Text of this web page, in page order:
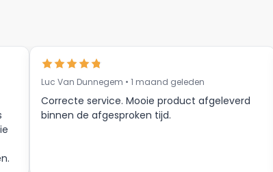
Deze
kan
gekozen
worden
Luc Van Dunnegem • 1 maand geleden
Correcte service. Mooie product afgeleverd
binnen de afgesproken tijd.